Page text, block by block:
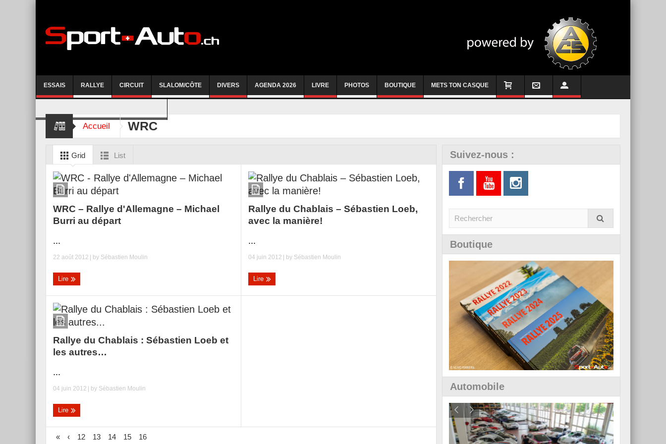
ESSAIS RALLYE CIRCUIT SLALOM/CÔTE DIVERS AGENDA 2026 LIVRE PHOTOS BOUTIQUE METS TON CASQUE
Accueil WRC
Grid List
WRC – Rallye d'Allemagne – Michael
Burri au départ
...
22 août 2012 | by Sébastien Moulin
Lire
Rallye du Chablais – Sébastien Loeb,
avec la manière!
...
04 juin 2012 | by Sébastien Moulin
Lire
Rallye du Chablais : Sébastien Loeb et
les autres…
...
04 juin 2012 | by Sébastien Moulin
Lire
« ‹ 12 13 14 15 16
Suivez-nous :
Boutique
Automobile